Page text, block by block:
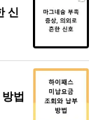
신
법